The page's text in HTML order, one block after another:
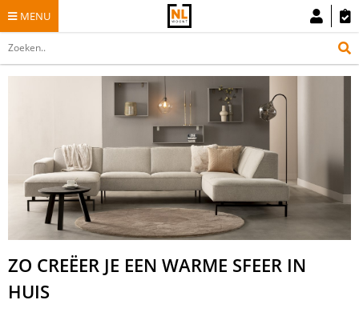
MENU
ZO CREËER JE EEN WARME SFEER IN
HUIS